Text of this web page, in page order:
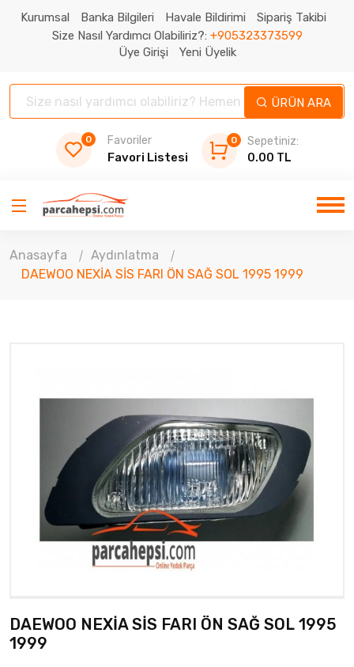
Kurumsal Banka Bilgileri Havale Bildirimi
Sipariş Takibi
Size Nasıl Yardımcı Olabiliriz?: +905323373599
Üye Girişi
Yeni Üyelik
ÜRÜN ARA
0 Favoriler
Favori Listesi
0
Sepetiniz:
0.00 TL
Anasayfa
Aydınlatma
DAEWOO NEXİA SİS FARI ÖN SAĞ SOL 1995 1999
DAEWOO NEXİA SİS FARI ÖN SAĞ SOL 1995
1999